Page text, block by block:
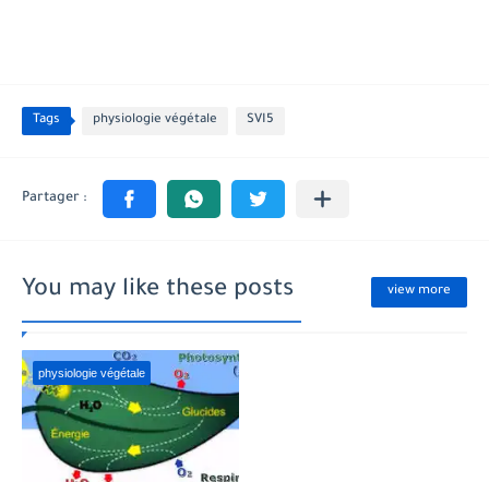
Tags physiologie végétale SVI5
You may like these posts view more
physiologie végétale